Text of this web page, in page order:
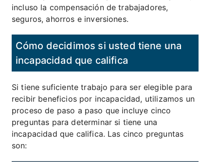
incluso la compensación de trabajadores,
seguros, ahorros e inversiones.
Cómo decidimos si usted tiene una
incapacidad que califica
Si tiene suficiente trabajo para ser elegible para
recibir beneficios por incapacidad, utilizamos un
proceso de paso a paso que incluye cinco
preguntas para determinar si tiene una
incapacidad que califica. Las cinco preguntas
son: